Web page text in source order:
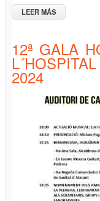
LEER MÁS
COFRADÍA
12ª GALA
2024